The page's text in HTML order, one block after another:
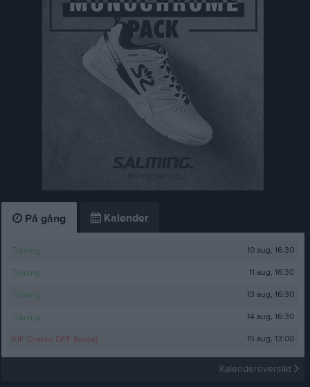
På gång Kalender
Träning 10 aug, 16:30
Träning 11 aug, 16:30
Träning 13 aug, 16:30
Träning 14 aug, 16:30
KIF Örebro DFF (borta) 15 aug, 13:00
Kalenderöversikt